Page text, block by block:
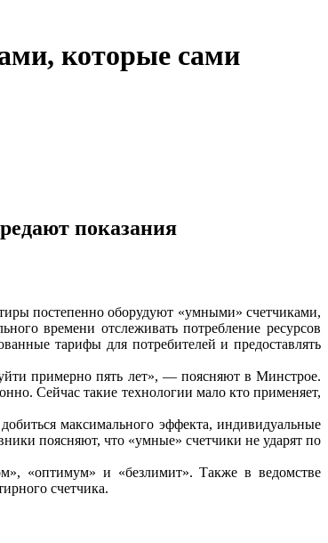
которые сами
показания
постепенно оборудуют «умными» счетчиками,
времени отслеживать потребление ресурсов
тарифы для потребителей и предоставлять
примерно пять лет», — поясняют в Минстрое.
Сейчас такие технологии мало кто применяет,
максимального эффекта, индивидуальные
поясняют, что «умные» счетчики не ударят по
«оптимум» и «безлимит». Также в ведомстве
счетчика.